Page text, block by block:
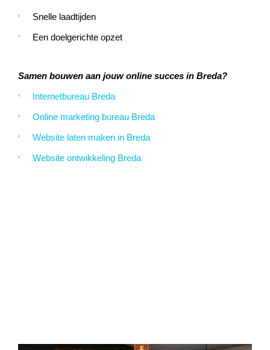
Snelle laadtijden
Een doelgerichte opzet
Samen bouwen aan jouw online succes in Breda?
Internetbureau Breda
Online marketing bureau Breda
Website laten maken in Breda
Website ontwikkeling Breda